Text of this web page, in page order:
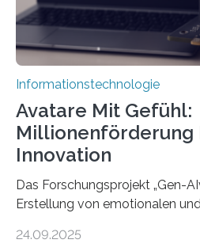
Informationstechnologie
Avatare Mit Gefühl:
Millionenförderung
Innovation
Das Forschungsprojekt „Gen-
Erstellung von emotionalen
Förderung in Höhe von rund 2
24.09.2025